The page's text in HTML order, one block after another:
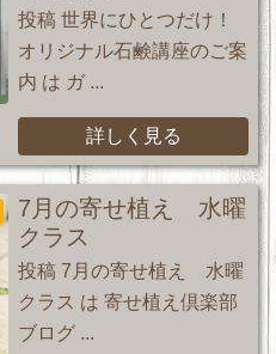
投稿 世界にひとつだけ！
オリジナル石鹸講座のご案
内 は ガ ...
詳しく見る
7月の寄せ植え 水曜
クラス
投稿 7月の寄せ植え 水曜
クラス は 寄せ植え倶楽部
ブログ ...